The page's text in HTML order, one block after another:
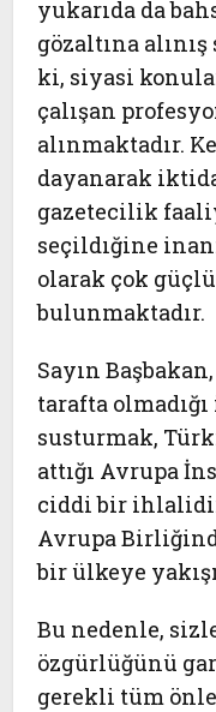
yukarıda da
gözaltına
ki, siyasi
çalışan
alınmaktadır.
dayanarak
gazetecilik
seçildığine
olarak çok
bulunmaktadır.
Sayın
tarafta
susturmak,
attığı Avrupa
ciddi bir
Avrupa
bir ülkeye
Bu nedenle,
özgürlüğünü
gerekli tüm